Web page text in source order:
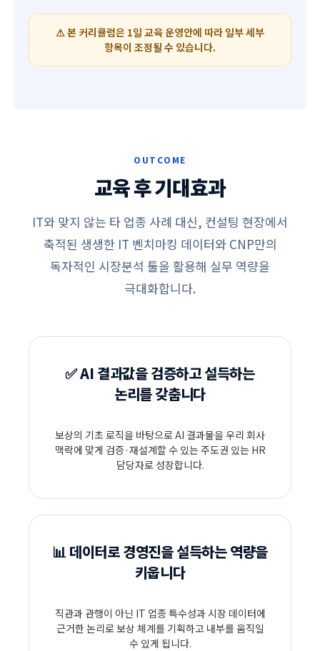
⚠ 본 커리큘럼은 1일 교육 운영안에 따라 일부 세부
항목이 조정될 수 있습니다.
OUTCOME
교육 후 기대효과
IT와 맞지 않는 타 업종 사례 대신, 컨설팅 현장에서
축적된 생생한 IT 벤치마킹 데이터와 CNP만의
독자적인 시장분석 툴을 활용해 실무 역량을
극대화합니다.
✅ AI 결과값을 검증하고 설득하는
논리를 갖춥니다
보상의 기초 로직을 바탕으로 AI 결과물을 우리 회사
맥락에 맞게 검증·재설계할 수 있는 주도권 있는 HR
담당자로 성장합니다.
📊 데이터로 경영진을 설득하는 역량을
키웁니다
직관과 관행이 아닌 IT 업종 특수성과 시장 데이터에
근거한 논리로 보상 체계를 기획하고 내부를 움직일
수 있게 됩니다.